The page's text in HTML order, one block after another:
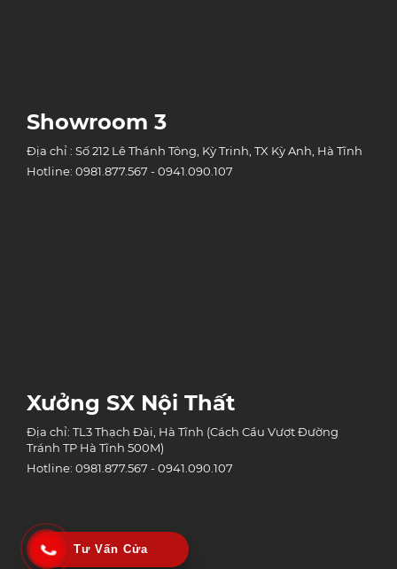
Showroom 3
Địa chỉ : Số 212 Lê Thánh Tông, Kỳ Trinh, TX Kỳ Anh, Hà Tĩnh
Hotline: 0981.877.567 - 0941.090.107
Xưởng SX Nội Thất
Địa chỉ: TL3 Thạch Đài, Hà Tĩnh (Cách Cầu Vượt Đường
Tránh TP Hà Tĩnh 500M)
Hotline: 0981.877.567 - 0941.090.107
Tư Vấn Cửa